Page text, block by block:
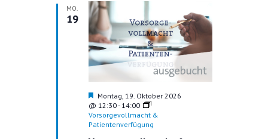
MO.
19
H
e
r
v
Montag, 19. Oktober 2026
@ 12:30- 14:00
Vorsorgevollmacht &
Patientenverfügung